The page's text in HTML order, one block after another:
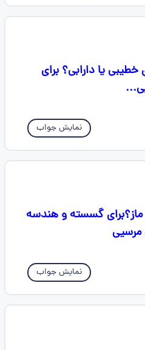
یا دارابی؟ برای
نمایش جواب
ماز؟برای گسسته و هندسه
مرسیی
نمایش جواب